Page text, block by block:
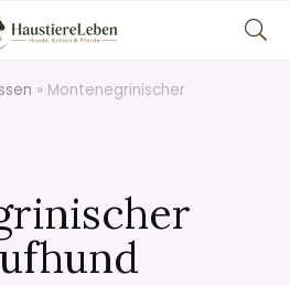
» Montenegrinischer